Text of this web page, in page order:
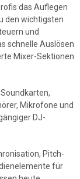
das Auflegen
den wichtigsten
und
schnelle Auslösen
Mixer-Sektionen
Mikrofone und
DJ-
Pitch-
für